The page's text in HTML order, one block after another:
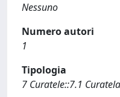
Nessuno
Numero autori
1
Tipologia
7 Curatele::7.1 Curatela